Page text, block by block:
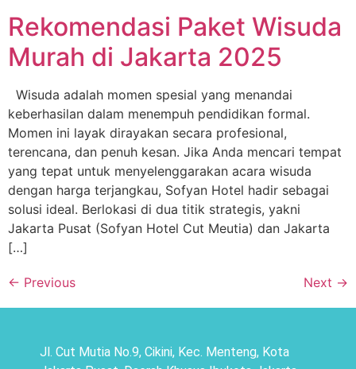
Rekomendasi Paket Wisuda
Murah di Jakarta 2025
Wisuda adalah momen spesial yang menandai
keberhasilan dalam menempuh pendidikan formal.
Momen ini layak dirayakan secara profesional,
terencana, dan penuh kesan. Jika Anda mencari tempat
yang tepat untuk menyelenggarakan acara wisuda
dengan harga terjangkau, Sofyan Hotel hadir sebagai
solusi ideal. Berlokasi di dua titik strategis, yakni
Jakarta Pusat (Sofyan Hotel Cut Meutia) dan Jakarta
[…]
← Previous Next →
Jl. Cut Mutia No.9, Cikini, Kec. Menteng, Kota